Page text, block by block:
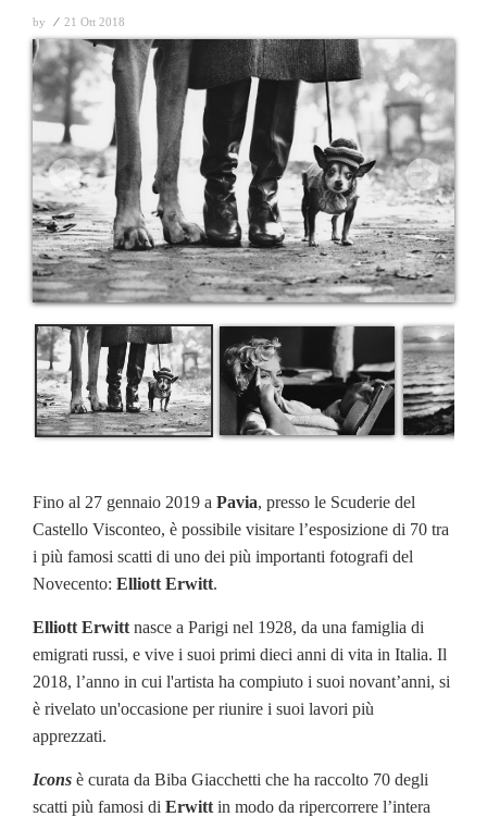
by ⁄ 21 Ott 2018
Fino al 27 gennaio 2019 a Pavia, presso le Scuderie del
Castello Visconteo, è possibile visitare l’esposizione di 70 tra
i più famosi scatti di uno dei più importanti fotografi del
Novecento: Elliott Erwitt.
Elliott Erwitt nasce a Parigi nel 1928, da una famiglia di
emigrati russi, e vive i suoi primi dieci anni di vita in Italia. Il
2018, l’anno in cui l'artista ha compiuto i suoi novant’anni, si
è rivelato un'occasione per riunire i suoi lavori più
apprezzati.
Icons è curata da Biba Giacchetti che ha raccolto 70 degli
scatti più famosi di Erwitt in modo da ripercorrere l’intera